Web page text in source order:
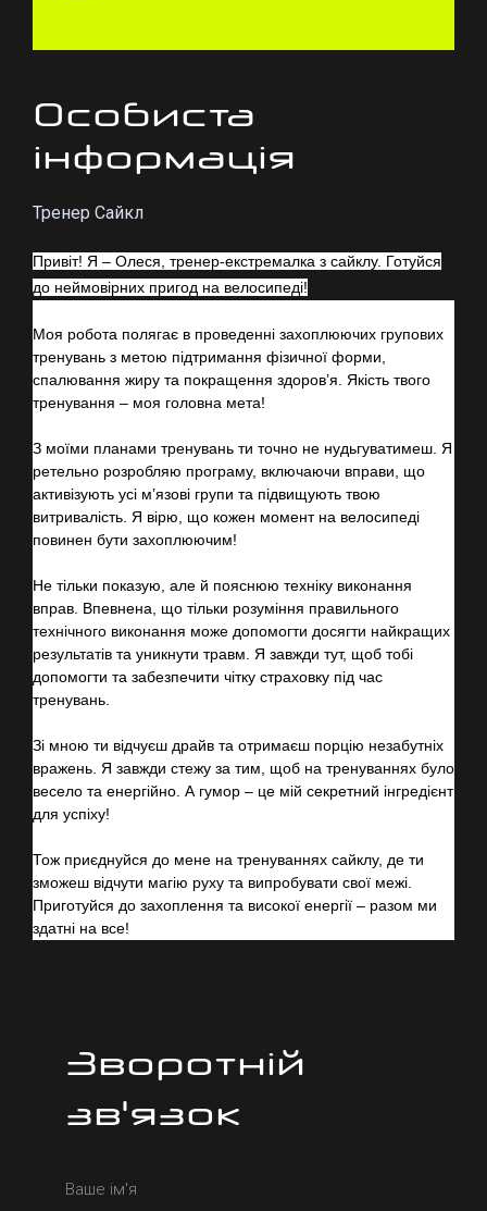
Особиста
інформація
Тренер Сайкл
Привіт! Я – Олеся, тренер-екстремалка з сайклу. Готуйся
до неймовірних пригод на велосипеді!
Моя робота полягає в проведенні захоплюючих групових
тренувань з метою підтримання фізичної форми,
спалювання жиру та покращення здоров’я. Якість твого
тренування – моя головна мета!
З моїми планами тренувань ти точно не нудьгуватимеш. Я
ретельно розробляю програму, включаючи вправи, що
активізують усі м’язові групи та підвищують твою
витривалість. Я вірю, що кожен момент на велосипеді
повинен бути захоплюючим!
Не тільки показую, але й пояснюю техніку виконання
вправ. Впевнена, що тільки розуміння правильного
технічного виконання може допомогти досягти найкращих
результатів та уникнути травм. Я завжди тут, щоб тобі
допомогти та забезпечити чітку страховку під час
тренувань.
Зі мною ти відчуєш драйв та отримаєш порцію незабутніх
вражень. Я завжди стежу за тим, щоб на тренуваннях було
весело та енергійно. А гумор – це мій секретний інгредієнт
для успіху!
Тож приєднуйся до мене на тренуваннях сайклу, де ти
зможеш відчути магію руху та випробувати свої межі.
Приготуйся до захоплення та високої енергії – разом ми
здатні на все!
Зворотній
зв'язок